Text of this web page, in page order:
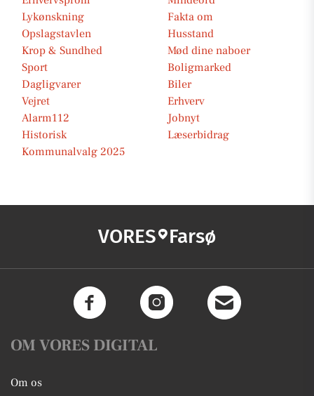
Lykønskning
Fakta om
Opslagstavlen
Husstand
Krop & Sundhed
Mød dine naboer
Sport
Boligmarked
Dagligvarer
Biler
Vejret
Erhverv
Alarm112
Jobnyt
Historisk
Læserbidrag
Kommunalvalg 2025
VORES Farsø
OM VORES DIGITAL
Om os